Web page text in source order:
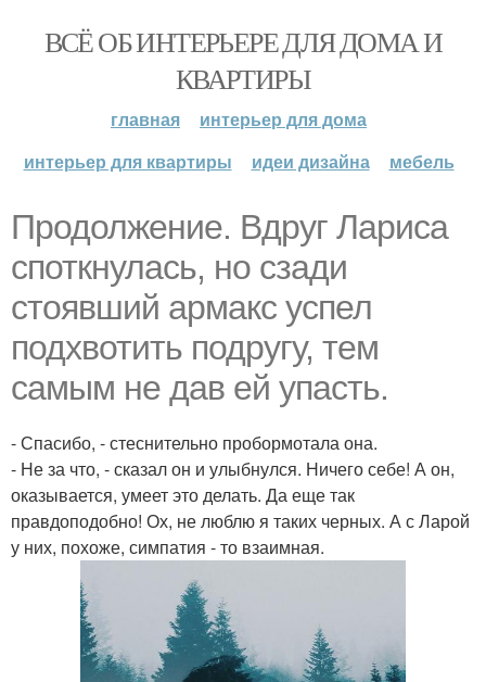
ВСЁ ОБ ИНТЕРЬЕРЕ ДЛЯ ДОМА И
КВАРТИРЫ
главная
интерьер для дома
интерьер для квартиры
идеи дизайна мебель
Продолжение. Вдруг Лариса
споткнулась, но сзади
стоявший армакс успел
подхвотить подругу, тем
самым не дав ей упасть.
- Спасибо, - стеснительно пробормотала она.
- Не за что, - сказал он и улыбнулся. Ничего себе! А он,
оказывается, умеет это делать. Да еще так
правдоподобно! Ох, не люблю я таких черных. А с Ларой
у них, похоже, симпатия - то взаимная.